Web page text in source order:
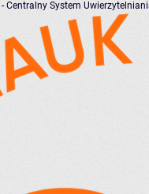
- Centralny System